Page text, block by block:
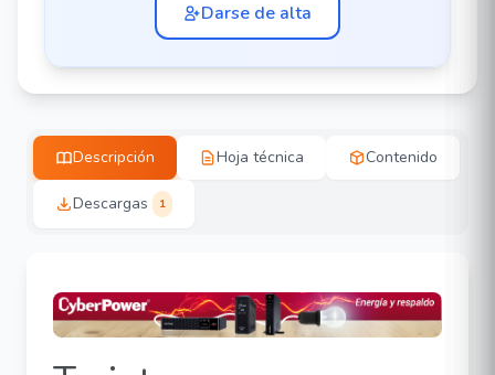
Darse de alta
Descripción Hoja técnica Contenido
Descargas 1